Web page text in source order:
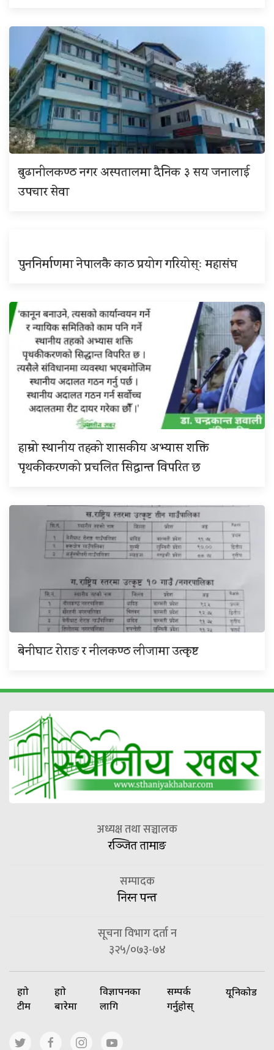
बुढानीलकण्ठ नगर अस्पतालमा दैनिक ३ सय जनालाई
उपचार सेवा
पुननिर्माणमा नेपालकै काठ प्रयोग गरियोस्ः महासंघ
हाम्रो स्थानीय तहको शासकीय अभ्यास शक्ति
पृथकीकरणको प्रचलित सिद्धान्त विपरित छ
बेनीघाट रोराङ र नीलकण्ठ लीजामा उत्कृष्ट
अध्यक्ष तथा सञ्चालक
रञ्जित तामाङ
सम्पादक
निरन पन्त
सूचना विभाग दर्ता न
३२५/०७३-७४
हाम्रो
टीम
हाम्रो
बारेमा
विज्ञापनका
लागि
सम्पर्क
गर्नुहोस्
यूनिकोड